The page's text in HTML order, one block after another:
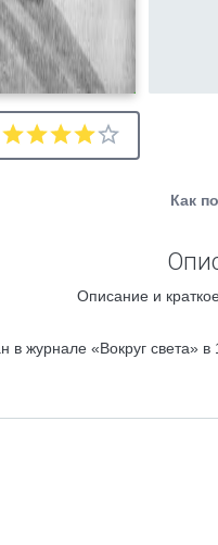
Как
Описание и
в журнале «Вокруг света»